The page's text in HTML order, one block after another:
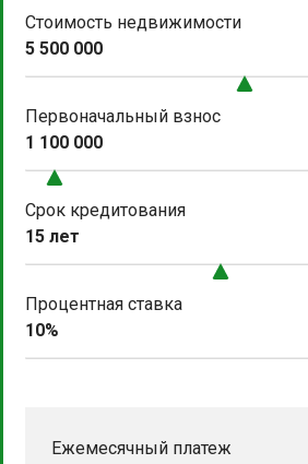
Стоимость недвижимости
5 500 000
Первоначальный взнос
1 100 000
Срок кредитования
15 лет
Процентная ставка
10%
Ежемесячный платеж